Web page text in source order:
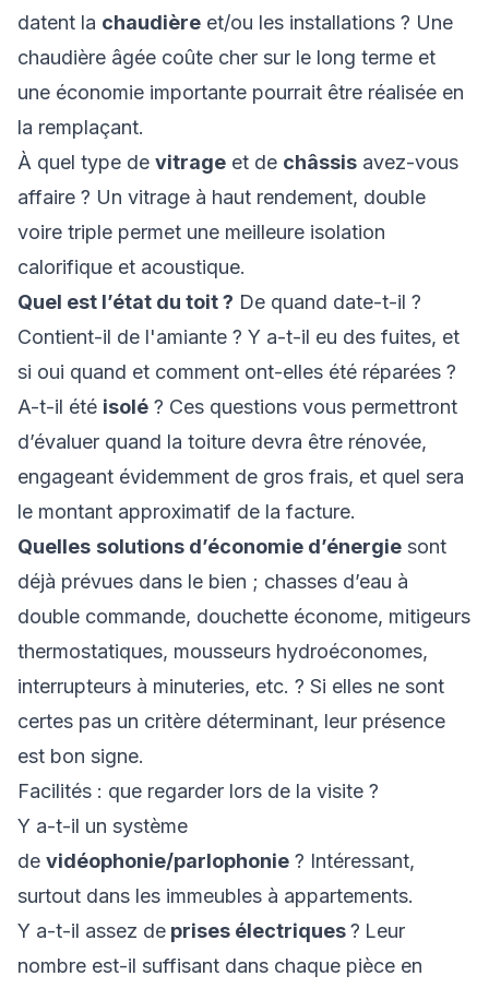
datent la chaudière et/ou les installations ? Une
chaudière âgée coûte cher sur le long terme et
une économie importante pourrait être réalisée en
la remplaçant.
À quel type de vitrage et de châssis avez-vous
affaire ? Un vitrage à haut rendement, double
voire triple permet une meilleure isolation
calorifique et acoustique.
Quel est l’état du toit ? De quand date-t-il ?
Contient-il de l'amiante ? Y a-t-il eu des fuites, et
si oui quand et comment ont-elles été réparées ?
A-t-il été isolé ? Ces questions vous permettront
d’évaluer quand la toiture devra être rénovée,
engageant évidemment de gros frais, et quel sera
le montant approximatif de la facture.
Quelles solutions d’économie d’énergie sont
déjà prévues dans le bien ; chasses d’eau à
double commande, douchette économe, mitigeurs
thermostatiques, mousseurs hydroéconomes,
interrupteurs à minuteries, etc. ? Si elles ne sont
certes pas un critère déterminant, leur présence
est bon signe.
Facilités : que regarder lors de la visite ?
Y a-t-il un système
de vidéophonie/parlophonie ? Intéressant,
surtout dans les immeubles à appartements.
Y a-t-il assez de prises électriques? Leur
nombre est-il suffisant dans chaque pièce en